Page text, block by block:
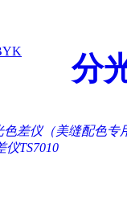
分
色差仪（美缝配色专
仪TS7010